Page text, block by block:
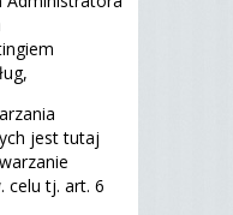
jest tutaj
celu tj. art. 6